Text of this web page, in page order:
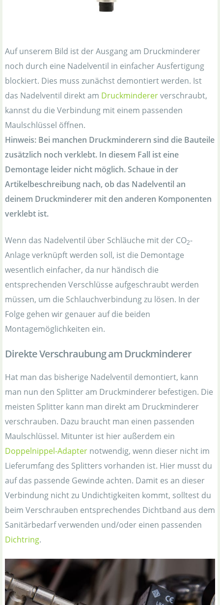
Auf unserem Bild ist der Ausgang am Druckminderer
noch durch eine Nadelventil in einfacher Ausfertigung
blockiert. Dies muss zunächst demontiert werden. Ist
das Nadelventil direkt am Druckmindererverschraubt,
kannst du die Verbindung mit einem passenden
Maulschlüssel öffnen.
Hinweis: Bei manchen Druckminderern sind die Bauteile
zusätzlich noch verklebt. In diesem Fall ist eine
Demontage leider nicht möglich. Schaue in der
Artikelbeschreibung nach, ob das Nadelventil an
deinem Druckminderer mit den anderen Komponenten
verklebt ist.
Wenn das Nadelventil über Schläuche mit der CO2-
Anlage verknüpft werden soll, ist die Demontage
wesentlich einfacher, da nur händisch die
entsprechenden Verschlüsse aufgeschraubt werden
müssen, um die Schlauchverbindung zu lösen. In der
Folge gehen wir genauer auf die beiden
Montagemöglichkeiten ein.
Direkte Verschraubung am Druckminderer
Hat man das bisherige Nadelventil demontiert, kann
man nun den Splitter am Druckminderer befestigen. Die
meisten Splitter kann man direkt am Druckminderer
verschrauben. Dazu braucht man einen passenden
Maulschlüssel. Mitunter ist hier außerdem ein
Doppelnippel-Adapter notwendig, wenn dieser nicht im
Lieferumfang des Splitters vorhanden ist. Hier musst du
auf das passende Gewinde achten. Damit es an dieser
Verbindung nicht zu Undichtigkeiten kommt, solltest du
beim Verschrauben entsprechendes Dichtband aus dem
Sanitärbedarf verwenden und/oder einen passenden
Dichtring.